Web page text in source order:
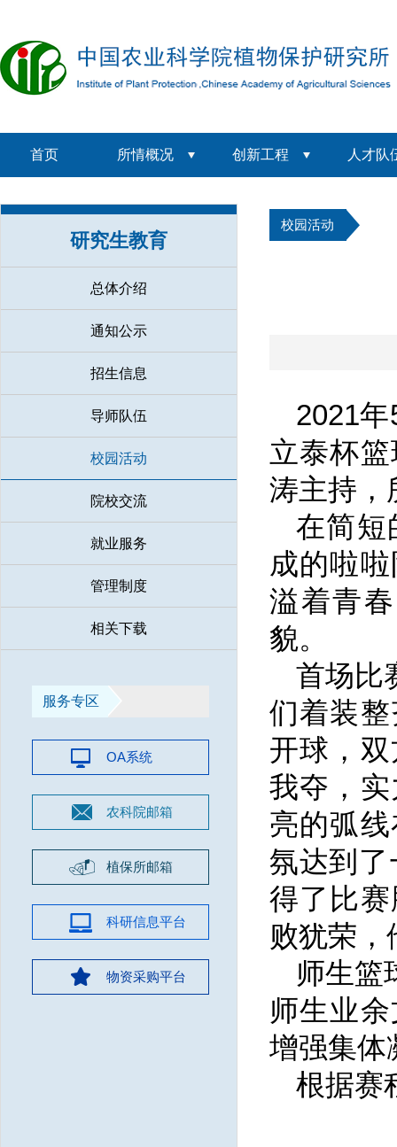
首页 所情概况 创新工程 人才队
研究生教育
总体介绍
通知公示
招生信息
导师队伍
校园活动
院校交流
就业服务
管理制度
相关下载
服务专区
OA系统
农科院邮箱
植保所邮箱
科研信息平台
物资采购平台
校园活动
2021
立泰杯
涛主持，
在简短
成的啦
溢着青
貌。
首场比
们着装
开球，
我夺，
亮的弧
氛达到了
得了比
败犹荣
师生篮
师生业
增强集体
根据赛